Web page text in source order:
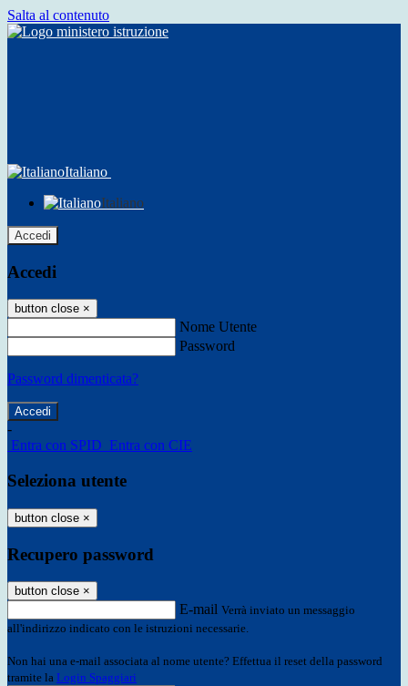
Salta al contenuto
Italiano
Italiano
Accedi
Accedi
button close ×
Nome Utente
Password
Password dimenticata?
-
Entra con SPID Entra con CIE
Seleziona utente
button close ×
Recupero password
button close ×
E-mail Verrà inviato un messaggio
all'indirizzo indicato con le istruzioni necessarie.
Non hai una e-mail associata al nome utente? Effettua il reset della password
tramite la Login Spaggiari